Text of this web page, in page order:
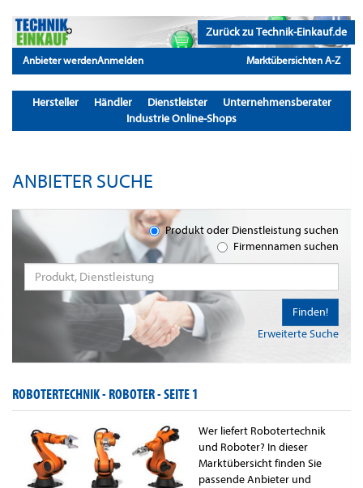
Zurück zu Technik-Einkauf.de
Anbieter werdenAnmelden Marktübersichten A-Z
Hersteller Händler Dienstleister
Unternehmensberater
Industrie Online-Shops
ANBIETER SUCHE
Produkt oder Dienstleistung suchen
Firmennamen suchen
Erweiterte Suche
Finden!
ROBOTERTECHNIK - ROBOTER -SEITE 1
Wer liefert Robotertechnik
und Roboter? In dieser
Marktübersicht finden Sie
passende Anbieter und